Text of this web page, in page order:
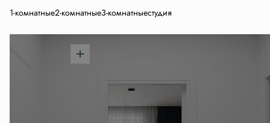
1-комнатные2-комнатные3-комнатныестудия